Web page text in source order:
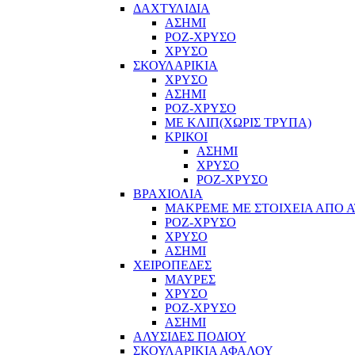
ΔΑΧΤΥΛΙΔΙΑ
ΑΣΗΜΙ
ΡΟΖ-ΧΡΥΣΟ
ΧΡΥΣΟ
ΣΚΟΥΛΑΡΙΚΙΑ
ΧΡΥΣΟ
ΑΣΗΜΙ
ΡΟΖ-ΧΡΥΣΟ
ΜΕ ΚΛΙΠ(ΧΩΡΙΣ ΤΡΥΠΑ)
ΚΡΙΚΟΙ
ΑΣΗΜΙ
ΧΡΥΣΟ
ΡΟΖ-ΧΡΥΣΟ
ΒΡΑΧΙΟΛΙΑ
ΜΑΚΡΕΜΕ ΜΕ ΣΤΟΙΧΕΙΑ ΑΠΟ
ΡΟΖ-ΧΡΥΣΟ
ΧΡΥΣΟ
ΑΣΗΜΙ
ΧΕΙΡΟΠΕΔΕΣ
ΜΑΥΡΕΣ
ΧΡΥΣΟ
ΡΟΖ-ΧΡΥΣΟ
ΑΣΗΜΙ
ΑΛΥΣΙΔΕΣ ΠΟΔΙΟΥ
ΣΚΟΥΛΑΡΙΚΙΑ ΑΦΑΛΟΥ